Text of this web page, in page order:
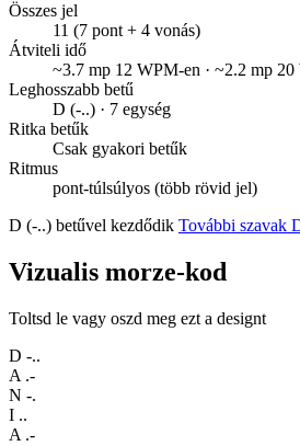
Összes jel
11 (7 pont + 4 vonás)
Átviteli idő
~3.7 mp 12 WPM-en · ~2.2 mp
Leghosszabb betű
D (-..) · 7 egység
Ritka betűk
Csak gyakori betűk
Ritmus
pont-túlsúlyos (több rövid jel)
D (-..) betűvel kezdődik További szavak
Vizualis morze-kod
Toltsd le vagy oszd meg ezt a designt
D -..
A .-
N -.
I ..
A .-